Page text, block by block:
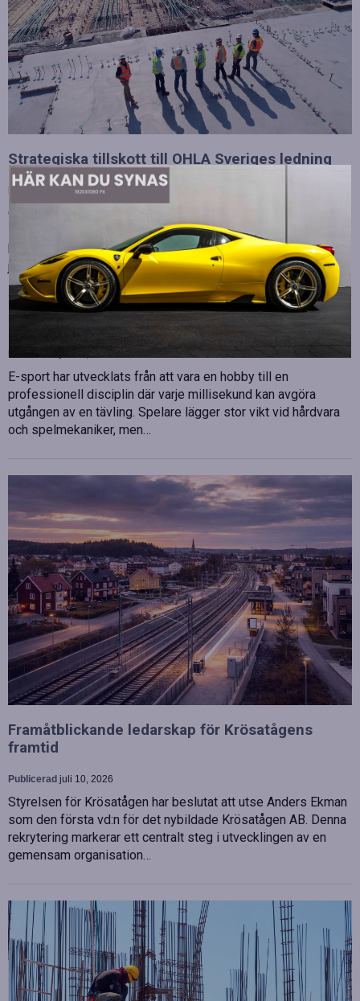
Strategiska tillskott till OHLA Sveriges ledning
juli 10, 2026
OHLA Sverige stärker sin ledningsgrupp genom att anställa
Malin Bergman som HR-chef och María Vazquez som
biträdande ekonomichef. Båda började sina nya tjänster den 1
juni 2026 och kommer att…
Betydelsen av snabb internetanslutning för e-
E-sport har utvecklats från att vara en hobby till en
professionell disciplin där varje millisekund kan avgöra
utgången av en tävling. Spelare lägger stor vikt vid hårdvara
och spelmekaniker, men…
Framåtblickande ledarskap för Krösatågens
framtid
Publicerad juli 10, 2026
Styrelsen för Krösatågen har beslutat att utse Anders Ekman
som den första vd:n för det nybildade Krösatågen AB. Denna
rekrytering markerar ett centralt steg i utvecklingen av en
gemensam organisation…